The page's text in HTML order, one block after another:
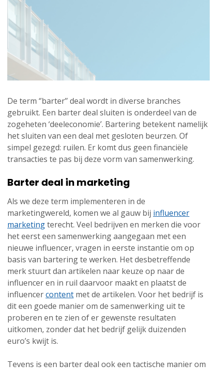
De term ‘’barter’’ deal wordt in diverse branches
gebruikt. Een barter deal sluiten is onderdeel van de
zogeheten ‘deeleconomie’. Bartering betekent namelijk
het sluiten van een deal met gesloten beurzen. Of
simpel gezegd: ruilen. Er komt dus geen financiële
transacties te pas bij deze vorm van samenwerking.
Barter deal in marketing
Als we deze term implementeren in de
marketingwereld, komen we al gauw bij influencer
marketingterecht. Veel bedrijven en merken die voor
het eerst een samenwerking aangegaan met een
nieuwe influencer, vragen in eerste instantie om op
basis van bartering te werken. Het desbetreffende
merk stuurt dan artikelen naar keuze op naar de
influencer en in ruil daarvoor maakt en plaatst de
influencercontent met de artikelen. Voor het bedrijf is
dit een goede manier om de samenwerking uit te
proberen en te zien of er gewenste resultaten
uitkomen, zonder dat het bedrijf gelijk duizenden
euro’s kwijt is.
Tevens is een barter deal ook een tactische manier om